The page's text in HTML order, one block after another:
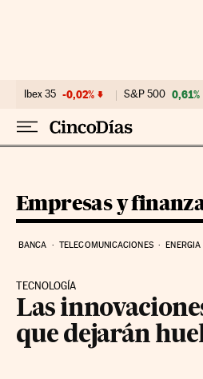
Ibex 35 -0,02% S&P 500 0,61%
Empresas y
BANCA TELECOMUNICACIONES ENERGIA
TECNOLOGÍA
Las
que dejarán